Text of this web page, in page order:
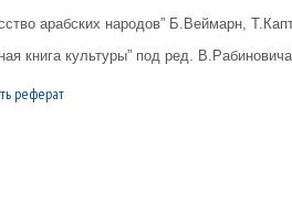
арабских народов” Б.Веймарн,
книга культуры” под ред.
реферат